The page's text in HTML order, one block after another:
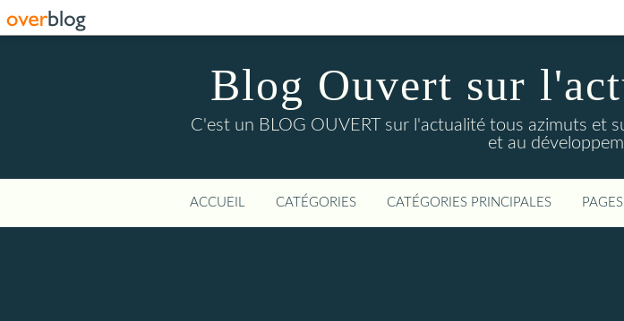
Blog Ouvert sur
C'est un BLOG OUVERT sur l'actualité tous azimuts et
et au
ACCUEIL CATÉGORIES CATÉGORIES PRINCIPALES PAGES